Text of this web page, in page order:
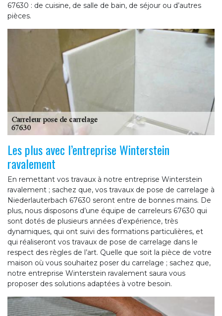
67630 : de cuisine, de salle de bain, de séjour ou d’autres
pièces.
Les plus avec l’entreprise Winterstein
ravalement
En remettant vos travaux à notre entreprise Winterstein
ravalement ; sachez que, vos travaux de pose de carrelage à
Niederlauterbach 67630 seront entre de bonnes mains. De
plus, nous disposons d’une équipe de carreleurs 67630 qui
sont dotés de plusieurs années d’expérience, très
dynamiques, qui ont suivi des formations particulières, et
qui réaliseront vos travaux de pose de carrelage dans le
respect des règles de l’art. Quelle que soit la pièce de votre
maison où vous souhaitez poser du carrelage ; sachez que,
notre entreprise Winterstein ravalement saura vous
proposer des solutions adaptées à votre besoin.